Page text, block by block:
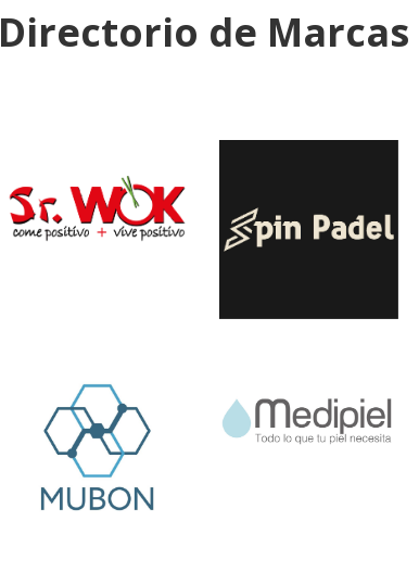
Directorio de Marcas